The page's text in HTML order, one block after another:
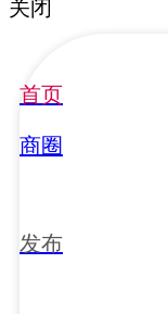
关闭
首页
商圈
发布